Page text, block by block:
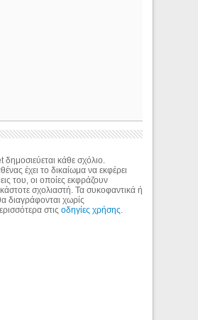
κάθε σχόλιο.
έχει το δικαίωμα να εκφέρει
του, οι οποίες εκφράζουν
σχολιαστή. Τα συκοφαντικά ή
διαγράφονται χωρίς
στιςοδηγίες χρήσης.